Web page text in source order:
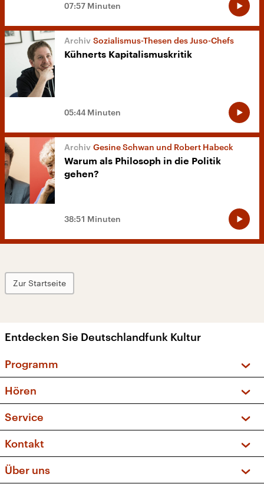
07:57 Minuten
Sozialismus-Thesen des Juso-Chefs
Kühnerts Kapitalismuskritik
05:44 Minuten
Gesine Schwan und Robert Habeck
Warum als Philosoph in die Politik
gehen?
38:51 Minuten
Zur Startseite
Entdecken Sie Deutschlandfunk Kultur
Programm
Sendungen und Podcasts
Musikliste
Kakadu – Das Kinderprogramm
Hören
Frequenzen (UKW + DAB+)
Service
FAQ
Apps
Newsletter
Kontakt
Social Media
Über uns